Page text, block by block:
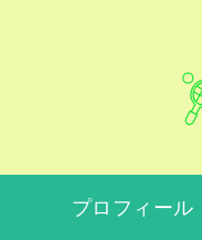
プロフィール